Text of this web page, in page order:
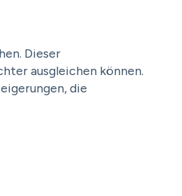
Dieser
ausgleichen können.
die